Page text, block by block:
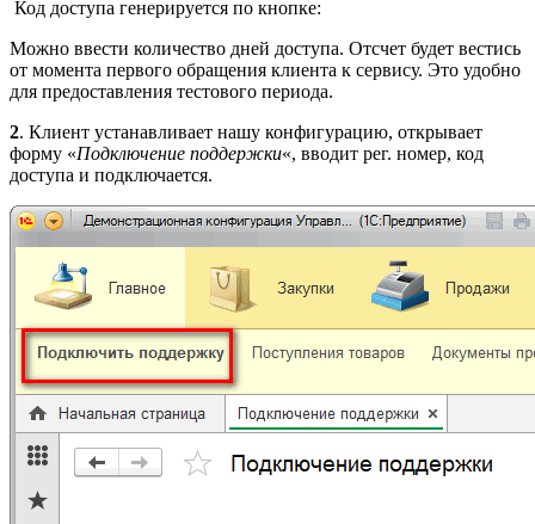
Код доступа генерируется по кнопке:
Можно ввести количество дней доступа. Отсчет будет вестись
от момента первого обращения клиента к сервису. Это удобно
для предоставления тестового периода.
2. Клиент устанавливает нашу конфигурацию, открывает
форму «Подключение поддержки«, вводит рег. номер, код
доступа и подключается.